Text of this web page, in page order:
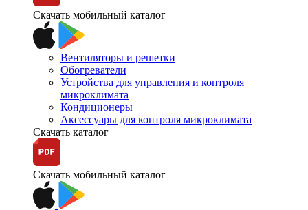
Скачать мобильный каталог
Вентиляторы и решетки
Обогреватели
Устройства для управления и контроля
микроклимата
Кондиционеры
Аксессуары для контроля микроклимата
Скачать каталог
Скачать мобильный каталог